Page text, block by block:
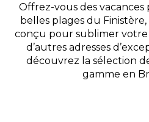
Offrez-vous des
belles plages du
conçu pour sublimer
d’autres adresses
découvrez la sélection
gamme en